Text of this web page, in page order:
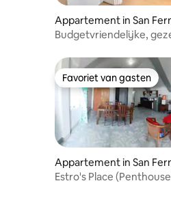
Appartement in San
o
Budgetvriendelijke,
Favoriet van gasten
Favoriet van gasten
Appartement in San
o
Estro's Place